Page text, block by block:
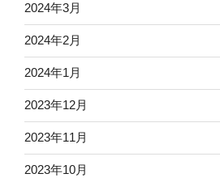
2024年3月
2024年2月
2024年1月
2023年12月
2023年11月
2023年10月